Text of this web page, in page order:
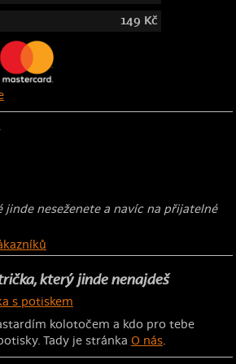
149 Kč
jinde neseženete a navíc na přijatelné
který jinde nenajdeš
kolotočem a kdo pro tebe
Tady je stránka O nás.